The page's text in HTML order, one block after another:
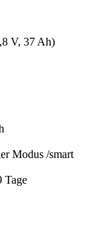
V, 37 Ah)
Modus /smart
Tage